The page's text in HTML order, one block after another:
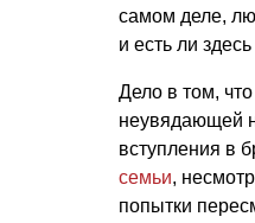
самом деле,
и есть ли
Дело в том, что
неувядающей
вступления в
семьи,
попытки